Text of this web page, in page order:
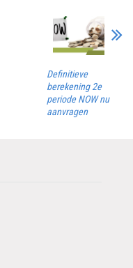
Definitieve
berekening 2e
periode NOW nu
aanvragen